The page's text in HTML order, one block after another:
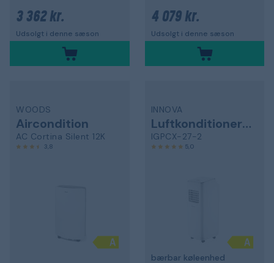
3 362 kr.
Udsolgt i denne sæson
4 079 kr.
Udsolgt i denne sæson
WOODS
Aircondition
AC Cortina Silent 12K
3,8
INNOVA
Luftkonditionering
IGPCX-27-2
5,0
bærbar køleenhed